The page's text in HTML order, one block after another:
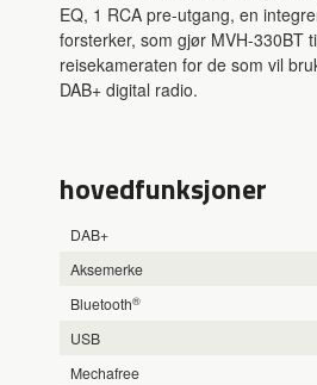
EQ, 1 RCA pre-utgang, en
forsterker, som gjør MVH-330BT
reisekameraten for de som vil
DAB+ digital radio.
hovedfunksjoner
DAB+
Aksemerke
Bluetooth®
USB
Mechafree